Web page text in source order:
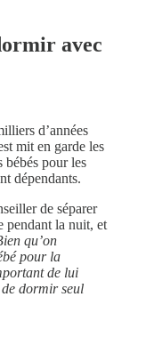
avec
d’années
mit en garde les
bébés pour les
dépendants.
de séparer
pendant la nuit, et
qu’on
pour la
de lui
dormir seul